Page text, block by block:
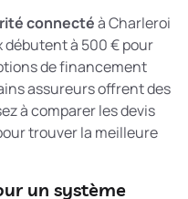
connectéà Charleroi
débutent à 500 € pour
de financement
assureurs offrent des
à comparer les devis
trouver la meilleure
un système